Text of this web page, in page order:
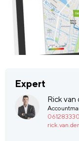
Expert
Rick van